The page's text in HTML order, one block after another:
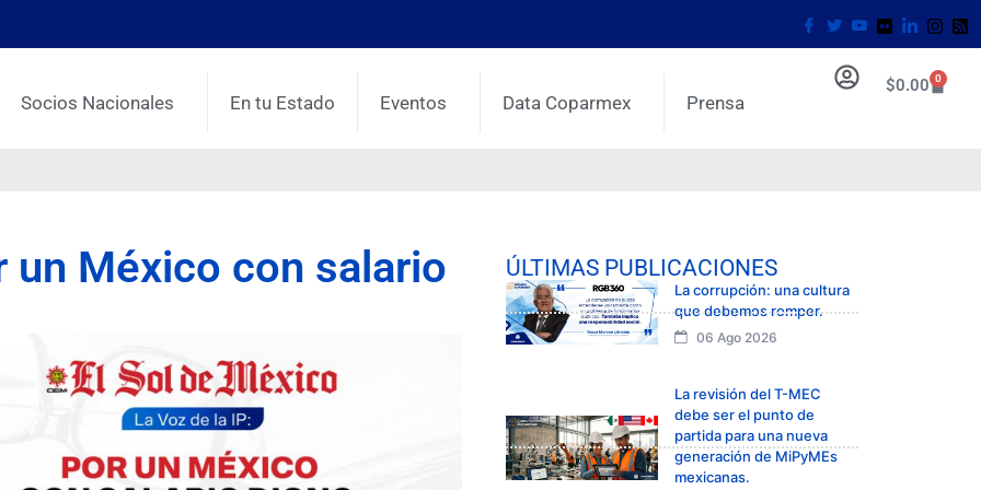
Socios Nacionales En tu Estado Eventos Data Coparmex Prensa
$0.00 0
un México con salario ÚLTIMAS PUBLICACIONES
La corrupción: una cultura
que debemos romper.
06 Ago 2026
La revisión del T-MEC
debe ser el punto de
partida para una nueva
generación de MiPyMEs
mexicanas.